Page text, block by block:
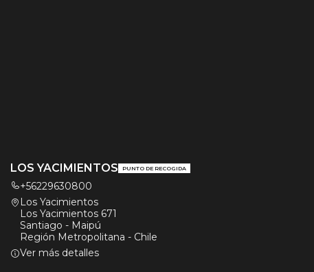
LOS YACIMIENTOS PUNTO DE RECOGIDA
+56229630800
Los Yacimientos
Los Yacimientos 671
Santiago - Maipú
Región Metropolitana - Chile
Ver más detalles